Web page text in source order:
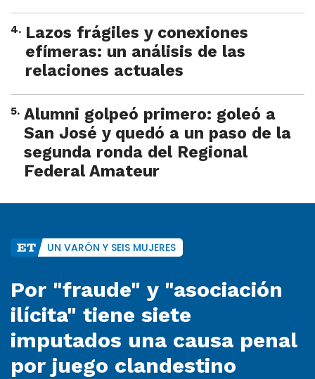
4. Lazos frágiles y conexiones
efímeras: un análisis de las
relaciones actuales
5. Alumni golpeó primero: goleó a
San José y quedó a un paso de la
segunda ronda del Regional
Federal Amateur
UN VARÓN Y SEIS MUJERES
Por "fraude" y "asociación
ilícita" tiene siete
imputados una causa penal
por juego clandestino